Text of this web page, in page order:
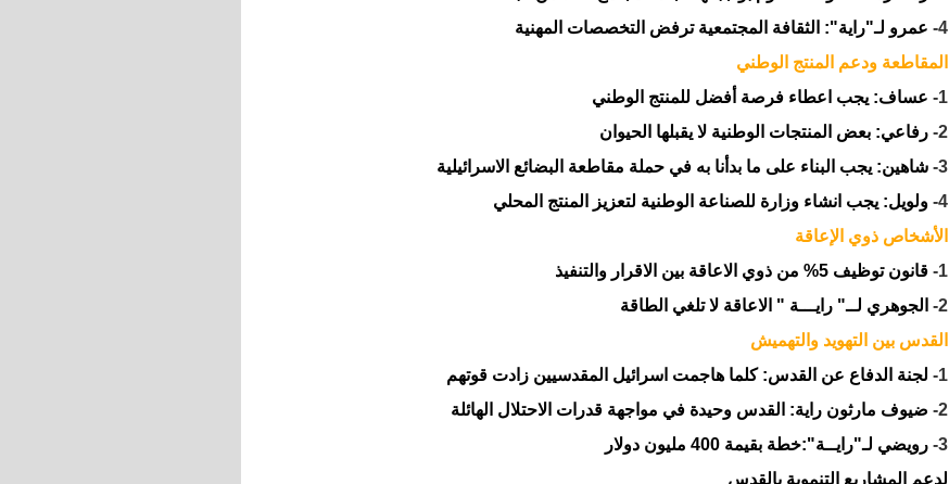
4- عمرو لـ"راية": الثقافة المجتمعية ترفض التخصصات المهنية
المقاطعة ودعم المنتج الوطني
1-
عساف: يجب اعطاء فرصة أفضل للمنتج الوطني
2- رفاعي: بعض المنتجات الوطنية لا يقبلها الحيوان
3- شاهين: يجب البناء على ما بدأنا به في حملة مقاطعة البضائع الاسرائيلية
4- ولويل: يجب انشاء وزارة للصناعة الوطنية لتعزيز المنتج المحلي
الأشخاص ذوي الإعاقة
1- قانون توظيف 5% من ذوي الاعاقة بين الاقرار والتنفيذ
2-
الجوهري لــ" رايـــة " الاعاقة لا تلغي الطاقة
القدس بين التهويد والتهميش
1-
لجنة الدفاع عن القدس: كلما هاجمت اسرائيل المقدسيين زادت قوتهم
2- ضيوف مارثون راية: القدس وحيدة في مواجهة قدرات الاحتلال الهائلة
3- رويضي لـ"رايــة":خطة بقيمة 400 مليون دولار
لدعم المشاريع التنموية بالقدس